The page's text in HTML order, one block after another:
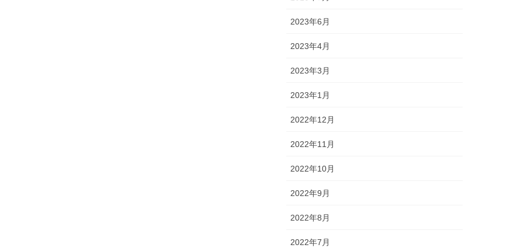
2023年6月
2023年4月
2023年3月
2023年1月
2022年12月
2022年11月
2022年10月
2022年9月
2022年8月
2022年7月